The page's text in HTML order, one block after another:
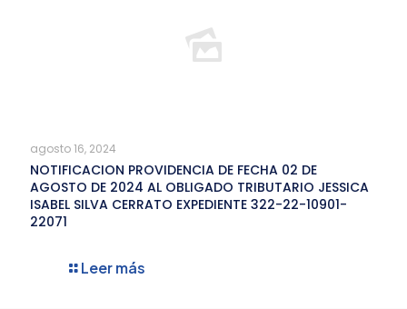
agosto 16, 2024
NOTIFICACION PROVIDENCIA DE FECHA 02 DE
AGOSTO DE 2024 AL OBLIGADO TRIBUTARIO JESSICA
ISABEL SILVA CERRATO EXPEDIENTE 322-22-10901-
22071
Leer más